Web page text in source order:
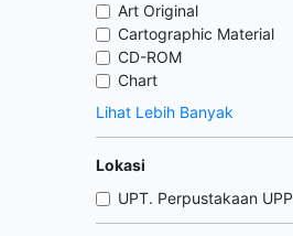
Art Original
Cartographic Material
CD-ROM
Chart
Lihat Lebih Banyak
Lokasi
UPT. Perpustakaan UPP